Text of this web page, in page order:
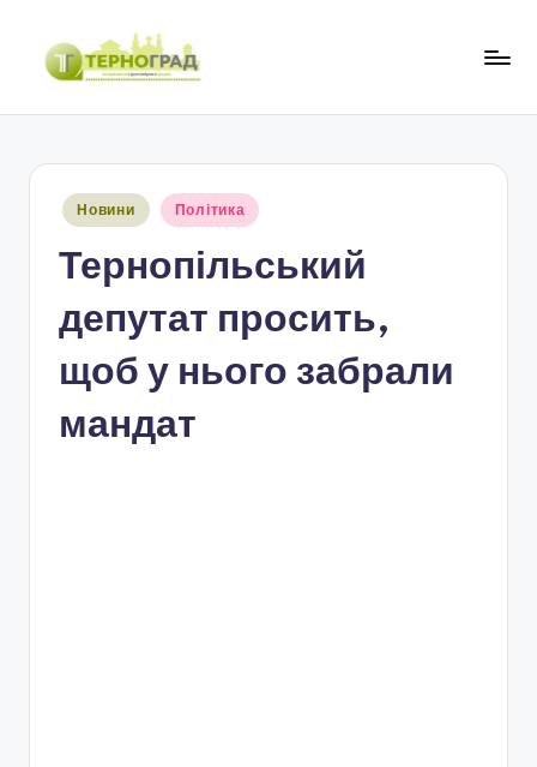
Перейти
Опубліковано
Новини Політика
Тернопільський
депутат просить,
щоб у нього забрали
мандат